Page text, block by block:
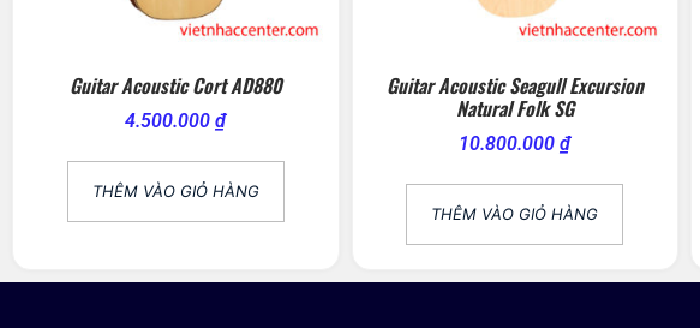
Guitar Acoustic Cort AD880
4.500.000₫
THÊM VÀO GIỎ HÀNG
Guitar Acoustic Seagull Excursion
Natural Folk SG
10.800.000₫
THÊM VÀO GIỎ HÀNG